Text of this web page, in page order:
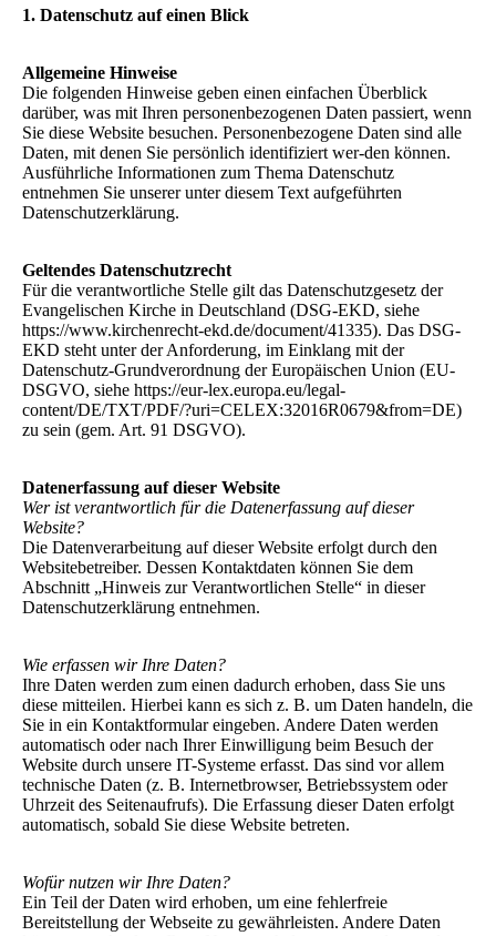
1. Datenschutz auf einen Blick
Allgemeine Hinweise
Die folgenden Hinweise geben einen einfachen Überblick
darüber, was mit Ihren personenbezogenen Daten passiert, wenn
Sie diese Website besuchen. Personenbezogene Daten sind alle
Daten, mit denen Sie persönlich identifiziert wer-den können.
Ausführliche Informationen zum Thema Datenschutz
entnehmen Sie unserer unter diesem Text aufgeführten
Datenschutzerklärung.
Geltendes Datenschutzrecht
Für die verantwortliche Stelle gilt das Datenschutzgesetz der
Evangelischen Kirche in Deutschland (DSG-EKD, siehe
https://www.kirchenrecht-ekd.de/document/41335). Das DSG-
EKD steht unter der Anforderung, im Einklang mit der
Datenschutz-Grundverordnung der Europäischen Union (EU-
DSGVO, siehe https://eur-lex.europa.eu/legal-
content/DE/TXT/PDF/?uri=CELEX:32016R0679&from=DE)
zu sein (gem. Art. 91 DSGVO).
Datenerfassung auf dieser Website
Wer ist verantwortlich für die Datenerfassung auf dieser
Website?
Die Datenverarbeitung auf dieser Website erfolgt durch den
Websitebetreiber. Dessen Kontaktdaten können Sie dem
Abschnitt „Hinweis zur Verantwortlichen Stelle“ in dieser
Datenschutzerklärung entnehmen.
Wie erfassen wir Ihre Daten?
Ihre Daten werden zum einen dadurch erhoben, dass Sie uns
diese mitteilen. Hierbei kann es sich z. B. um Daten handeln, die
Sie in ein Kontaktformular eingeben. Andere Daten werden
automatisch oder nach Ihrer Einwilligung beim Besuch der
Website durch unsere IT-Systeme erfasst. Das sind vor allem
technische Daten (z. B. Internetbrowser, Betriebssystem oder
Uhrzeit des Seitenaufrufs). Die Erfassung dieser Daten erfolgt
automatisch, sobald Sie diese Website betreten.
Wofür nutzen wir Ihre Daten?
Ein Teil der Daten wird erhoben, um eine fehlerfreie
Bereitstellung der Webseite zu gewährleisten. Andere Daten